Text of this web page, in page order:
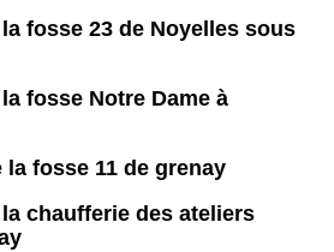
fosse 23 de Noyelles sous
fosse Notre Dame à
fosse 11 de grenay
chaufferie des ateliers